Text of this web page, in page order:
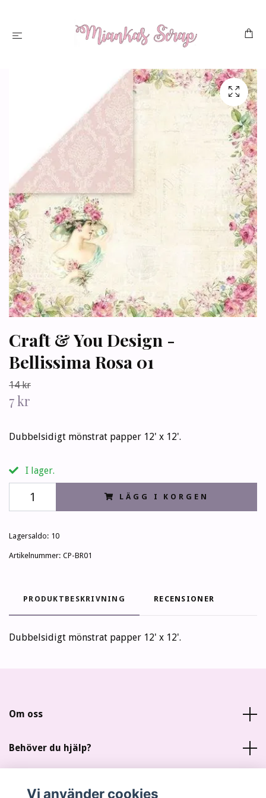
Craft & You Design -
Bellissima Rosa 01
14 kr
7 kr
Dubbelsidigt mönstrat papper 12' x 12'.
I lager.
LÄGG I KORGEN
Lagersaldo: 10
Artikelnummer: CP-BR01
PRODUKTBESKRIVNING RECENSIONER
Dubbelsidigt mönstrat papper 12' x 12'.
Om oss
Behöver du hjälp?
Vi använder cookies